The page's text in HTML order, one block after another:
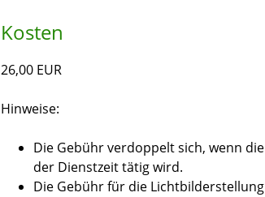
Kosten
26,00 EUR
Hinweise:
Die Gebühr verdoppelt sich, wenn
der Dienstzeit tätig wird.
Die Gebühr für die